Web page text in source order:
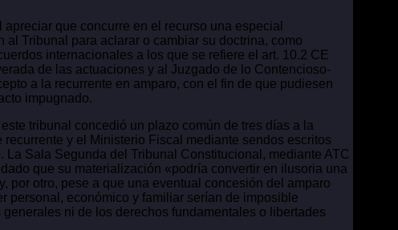
que concurre en el recurso una especial
Tribunal para aclarar o cambiar su doctrina, como
internacionales a los que se refiere el art. 10.2 CE
de las actuaciones y al Juzgado de lo Contencioso-
a la recurrente en amparo, con el fin de que pudiesen
impugnado.
tribunal concedió un plazo común de tres días a la
y el Ministerio Fiscal mediante sendos escritos
Sala Segunda del Tribunal Constitucional, mediante ATC
que su materialización «podría convertir en ilusoria una
por otro, pese a que una eventual concesión del amparo
personal, económico y familiar serían de imposible
ni de los derechos fundamentales o libertades